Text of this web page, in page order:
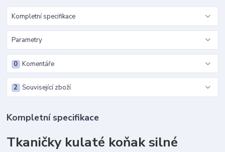
Kompletní specifikace
Parametry
Komentáře
0
Související zboží
2
Kompletní specifikace
Tkaničky kulaté koňak silné